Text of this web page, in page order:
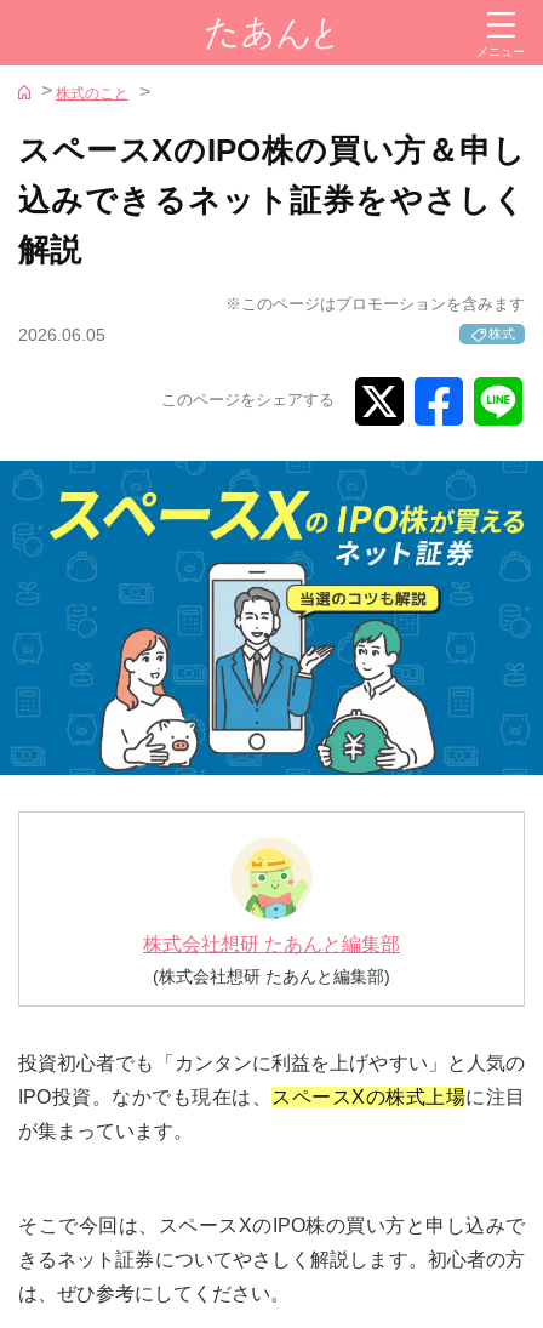
メニュー
閉じる
株式
金
iDeCoナビ
新NISAナビ
IFAナビ
Finasee
株式のこと
スペースXのIPO株の買い方＆申し
込みできるネット証券をやさしく
解説
※このページはプロモーションを含みます
2026.06.05 株式
このページをシェアする
株式会社想研 たあんと編集部
(株式会社想研 たあんと編集部)
投資初心者でも「カンタンに利益を上げやすい」と人気の
IPO投資。なかでも現在は、
スペースXの株式上場に注目
が集まっています。
そこで今回は、スペースXのIPO株の買い方と申し込みで
きるネット証券についてやさしく解説します。初心者の方
は、ぜひ参考にしてください。